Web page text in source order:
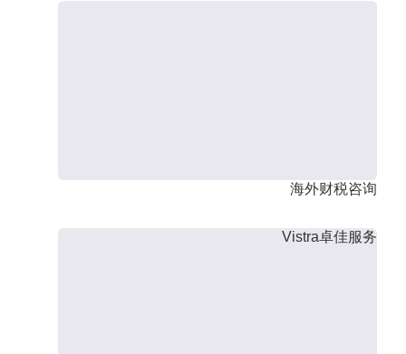
海外财税咨询
Vistra卓佳服务